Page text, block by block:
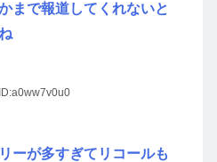
まで報道してくれないと
ID:a0ww7v0u0
ーが多すぎてリコールも